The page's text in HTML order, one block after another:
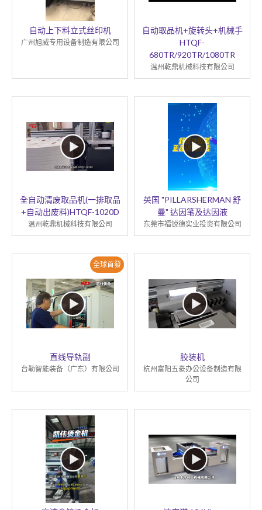
自动上下料立式丝印机
广州旭威专用设备制造有限公司
自动取品机+旋转头+机械手
HTQF-
680TR/920TR/1080TR
温州乾鼎机械科技有限公司
全自动清废取品机(一排取品
+自动出废料)HTQF-1020D
温州乾鼎机械科技有限公司
英国 "PILLARSHERMAN 舒
曼" 达因笔及达因液
东莞市福锐德实业投资有限公司
全球首發
直线导轨副
台勒智能装备（广东）有限公司
胶装机
杭州富阳五豪办公设备制造有限
公司